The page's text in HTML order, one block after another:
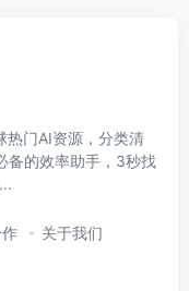
热门AI资源，分类清
备的效率助手，3秒找
关于我们